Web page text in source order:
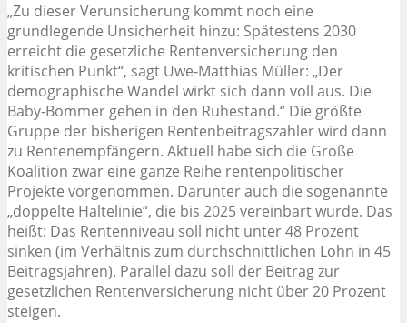
„Zu dieser Verunsicherung kommt noch eine
grundlegende Unsicherheit hinzu: Spätestens 2030
erreicht die gesetzliche Rentenversicherung den
kritischen Punkt“, sagt Uwe-Matthias Müller: „Der
demographische Wandel wirkt sich dann voll aus. Die
Baby-Bommer gehen in den Ruhestand.“ Die größte
Gruppe der bisherigen Rentenbeitragszahler wird dann
zu Rentenempfängern. Aktuell habe sich die Große
Koalition zwar eine ganze Reihe rentenpolitischer
Projekte vorgenommen. Darunter auch die sogenannte
„doppelte Haltelinie“, die bis 2025 vereinbart wurde. Das
heißt: Das Rentenniveau soll nicht unter 48 Prozent
sinken (im Verhältnis zum durchschnittlichen Lohn in 45
Beitragsjahren). Parallel dazu soll der Beitrag zur
gesetzlichen Rentenversicherung nicht über 20 Prozent
steigen.